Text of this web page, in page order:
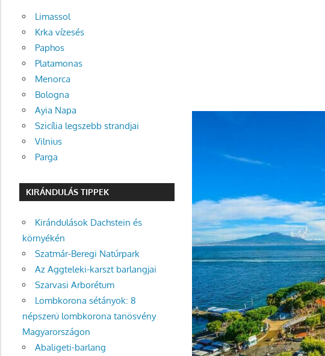
Limassol
Krka vízesés
Paphos
Platamonas
Menorca
Bologna
Ayia Napa
Szicília legszebb strandjai
Vilnius
Parga
KIRÁNDULÁS TIPPEK
Kirándulások Dachstein és
környékén
Szatmár-Beregi Natúrpark
Az Aggteleki-karszt barlangjai
Szarvasi Arborétum
Lombkorona sétányok: 8
népszerű lombkorona tanösvény
Magyarországon
Abaligeti-barlang